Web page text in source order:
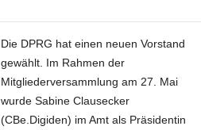
Die DPRG hat einen neuen Vorstand
gewählt. Im Rahmen der
Mitgliederversammlung am 27. Mai
wurde Sabine Clausecker
(CBe.Digiden) im Amt als Präsidentin